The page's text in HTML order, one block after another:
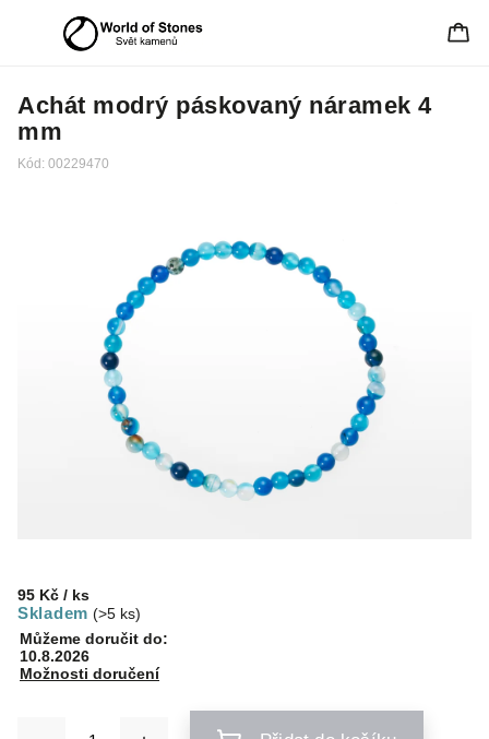
Achát modrý páskovaný náramek 4
mm
Kód: 00229470
95 Kč / ks
Skladem (>5 ks)
Můžeme doručit do:
10.8.2026
Možnosti doručení